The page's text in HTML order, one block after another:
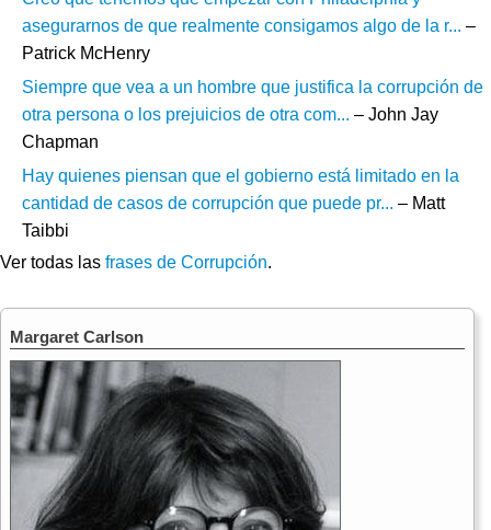
asegurarnos de que realmente consigamos algo de la r... –
Patrick McHenry
Siempre que vea a un hombre que justifica la corrupción de
otra persona o los prejuicios de otra com... – John Jay
Chapman
Hay quienes piensan que el gobierno está limitado en la
cantidad de casos de corrupción que puede pr... – Matt
Taibbi
Ver todas las frases de Corrupción.
Margaret Carlson